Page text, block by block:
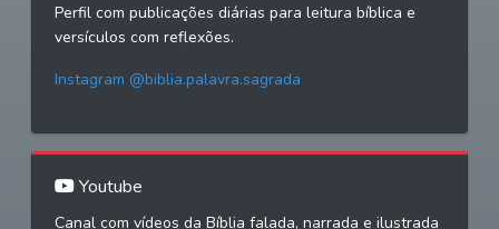
Perfil com publicações diárias para leitura bíblica e
versículos com reflexões.
Instagram @biblia.palavra.sagrada
Youtube
Canal com vídeos da Bíblia falada, narrada e ilustrada